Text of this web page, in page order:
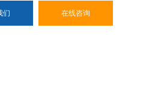
们 在线咨询